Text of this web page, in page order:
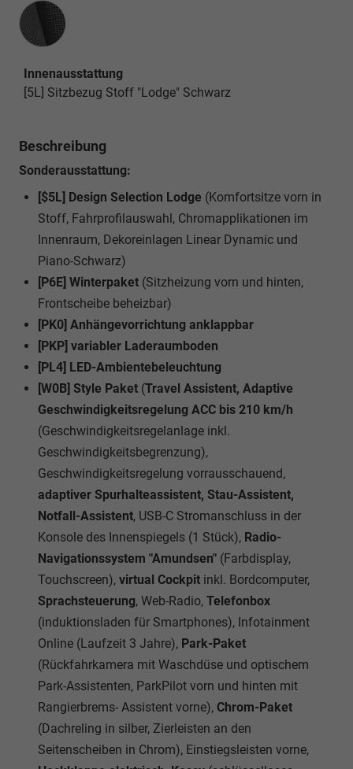
Innenausstattung
Innenausstattung
[5L] Sitzbezug Stoff "Lodge" Schwarz
Beschreibung
Sonderausstattung:
[$5L] Design Selection Lodge (Komfortsitze vorn in
Stoff, Fahrprofilauswahl, Chromapplikationen im
Innenraum, Dekoreinlagen Linear Dynamic und
Piano-Schwarz)
[P6E] Winterpaket (Sitzheizung vorn und hinten,
Frontscheibe beheizbar)
[PK0] Anhängevorrichtung anklappbar
[PKP] variabler Laderaumboden
[PL4] LED-Ambientebeleuchtung
[W0B] Style Paket (Travel Assistent, Adaptive
Geschwindigkeitsregelung ACC bis 210 km/h
(Geschwindigkeitsregelanlage inkl.
Geschwindigkeitsbegrenzung),
Geschwindigkeitsregelung vorrausschauend,
adaptiver Spurhalteassistent, Stau-Assistent,
Notfall-Assistent, USB-C Stromanschluss in der
Konsole des Innenspiegels (1 Stück), Radio-
Navigationssystem "Amundsen" (Farbdisplay,
Touchscreen), virtual Cockpit inkl. Bordcomputer,
Sprachsteuerung, Web-Radio, Telefonbox
(induktionsladen für Smartphones), Infotainment
Online (Laufzeit 3 Jahre), Park-Paket
(Rückfahrkamera mit Waschdüse und optischem
Park-Assistenten, ParkPilot vorn und hinten mit
Rangierbrems- Assistent vorne), Chrom-Paket
(Dachreling in silber, Zierleisten an den
Seitenscheiben in Chrom), Einstiegsleisten vorne,